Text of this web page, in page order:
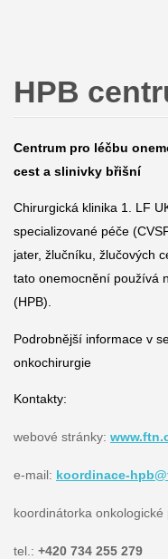
HPB
Centrum pro léčbu
cest a slinivky břišní
Chirurgická klinika 1. LF
specializované péče
jater, žlučníku, žlučových
tato onemocnění používá
(HPB).
Podrobnější informace v
onkochirurgie
Kontakty:
webové stránky:
e-mail: koordinace-
koordinátorka onkologické
tel.: +420 734 255 279